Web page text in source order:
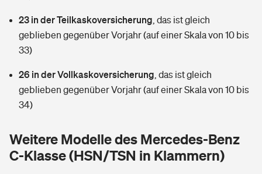
Zur Übersicht
Hochwasser-Check: Wie gefährdet ist Ihr Haus?
Wer versichert was: Jetzt Versicherer finden
Sie haben Fragen?
Handyversicherung
Private Cyberversicherung
Musikinstrumentenversicherung
Wer versichert was: Jetzt Versicherer finden
Sie haben Fragen?
Rentenrechner: Wie viel Geld bekomme ich im Alter?
23 in der Teilkaskoversicherung das ist gleich
geblieben gegenüber Vorjahr (auf einer Skala von 10 bis
33)
26 in der Vollkaskoversicherung das ist gleich
geblieben gegenüber Vorjahr (auf einer Skala von 10 bis
34)
Weitere Modelle des Mercedes-Benz
C-Klasse (HSN/TSN in Klammern)